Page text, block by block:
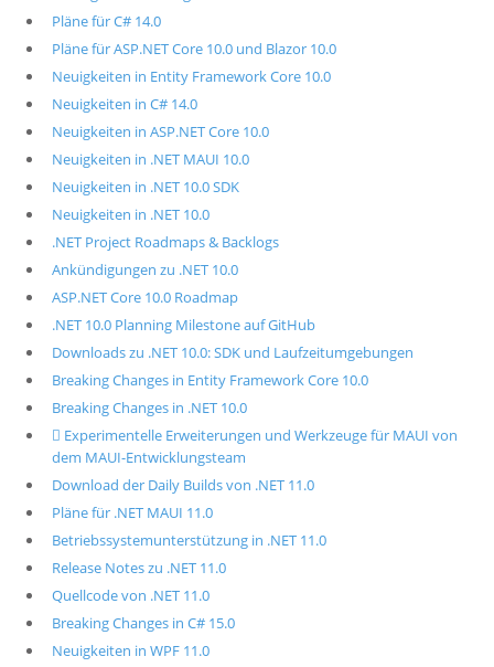
Pläne für C# 14.0
Pläne für ASP.NET Core 10.0 und Blazor 10.0
Neuigkeiten in Entity Framework Core 10.0
Neuigkeiten in C# 14.0
Neuigkeiten in ASP.NET Core 10.0
Neuigkeiten in .NET MAUI 10.0
Neuigkeiten in .NET 10.0 SDK
Neuigkeiten in .NET 10.0
.NET Project Roadmaps & Backlogs
Ankündigungen zu .NET 10.0
ASP.NET Core 10.0 Roadmap
.NET 10.0 Planning Milestone auf GitHub
Downloads zu .NET 10.0: SDK und Laufzeitumgebungen
Breaking Changes in Entity Framework Core 10.0
Breaking Changes in .NET 10.0
 Experimentelle Erweiterungen und Werkzeuge für MAUI von
dem MAUI-Entwicklungsteam
Download der Daily Builds von .NET 11.0
Pläne für .NET MAUI 11.0
Betriebssystemunterstützung in .NET 11.0
Release Notes zu .NET 11.0
Quellcode von .NET 11.0
Breaking Changes in C# 15.0
Neuigkeiten in WPF 11.0